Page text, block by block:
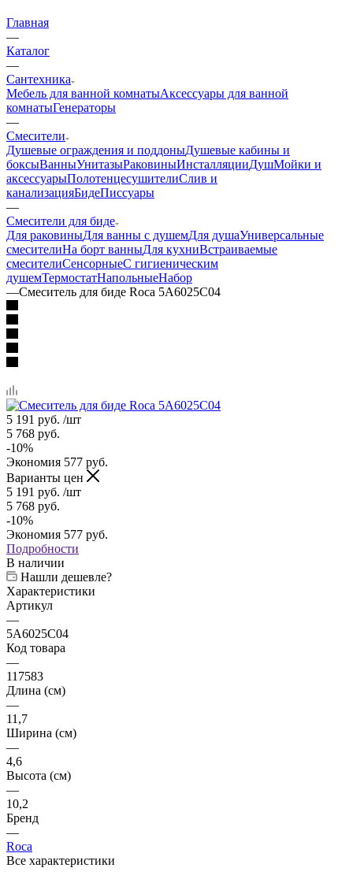
Главная
—
Каталог
—
Сантехника
Мебель для ванной комнатыАксессуары для ванной
комнатыГенераторы
—
Смесители
Душевые ограждения и поддоныДушевые кабины и
боксыВанныУнитазыРаковиныИнсталляцииДушМойки и
аксессуарыПолотенцесушителиСлив и
канализацияБидеПиссуары
—
Смесители для биде
Для раковиныДля ванны с душемДля душаУниверсальные
смесителиНа борт ванныДля кухниВстраиваемые
смесителиСенсорныеС гигиеническим
душемТермостатНапольныеНабор
—Смеситель для биде Roca 5A6025C04
5 191 руб. /шт
5 768 руб.
-10%
Экономия 577 руб.
Варианты цен
5 191 руб. /шт
5 768 руб.
-10%
Экономия 577 руб.
Подробности
В наличии
Нашли дешевле?
Характеристики
Артикул
—
5A6025C04
Код товара
—
117583
Длина (см)
—
11,7
Ширина (см)
—
4,6
Высота (см)
—
10,2
Бренд
—
Roca
Все характеристики